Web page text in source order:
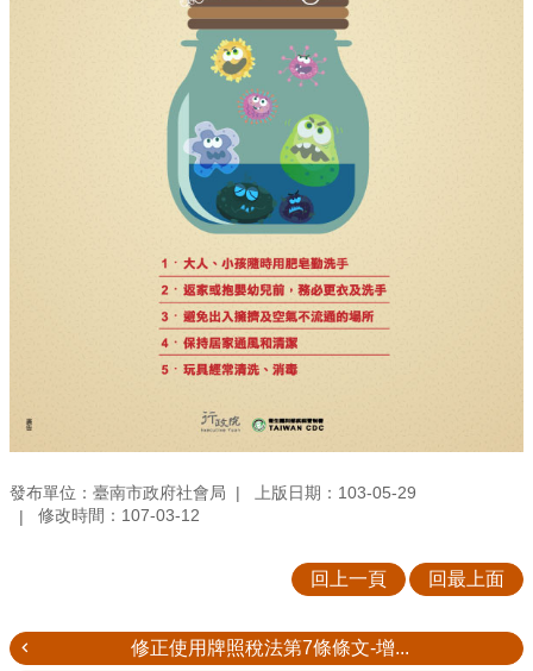
發布單位：臺南市政府社會局
上版日期：103-05-29
修改時間：107-03-12
回上一頁 回最上面
修正使用牌照稅法第7條條文-增...